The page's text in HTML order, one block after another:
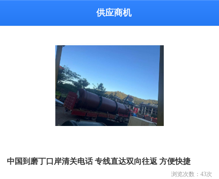
供应商机
中国到磨丁口岸清关电话 专线直达双向往返 方便快捷
浏览次数： 43次